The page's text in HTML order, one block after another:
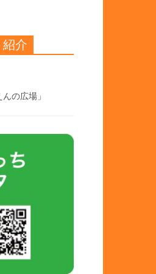
介
の広場」